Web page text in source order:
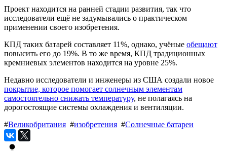
Проект находится на ранней стадии развития, так что
исследователи ещё не задумывались о практическом
применении своего изобретения.
КПД таких батарей составляет 11%, однако, учёные обещают
повысить его до 19%. В то же время, КПД традиционных
кремниевых элементов находится на уровне 25%.
Недавно исследователи и инженеры из США создали новое
покрытие, которое помогает солнечным элементам
самостоятельно снижать температуру, не полагаясь на
дорогостоящие системы охлаждения и вентиляции.
#Великобритания #изобретения #Солнечные батареи